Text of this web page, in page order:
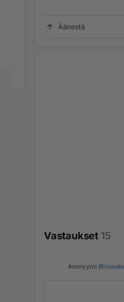
Äänestä
Vastaukset 15
Anonyymi (Kirjaudu